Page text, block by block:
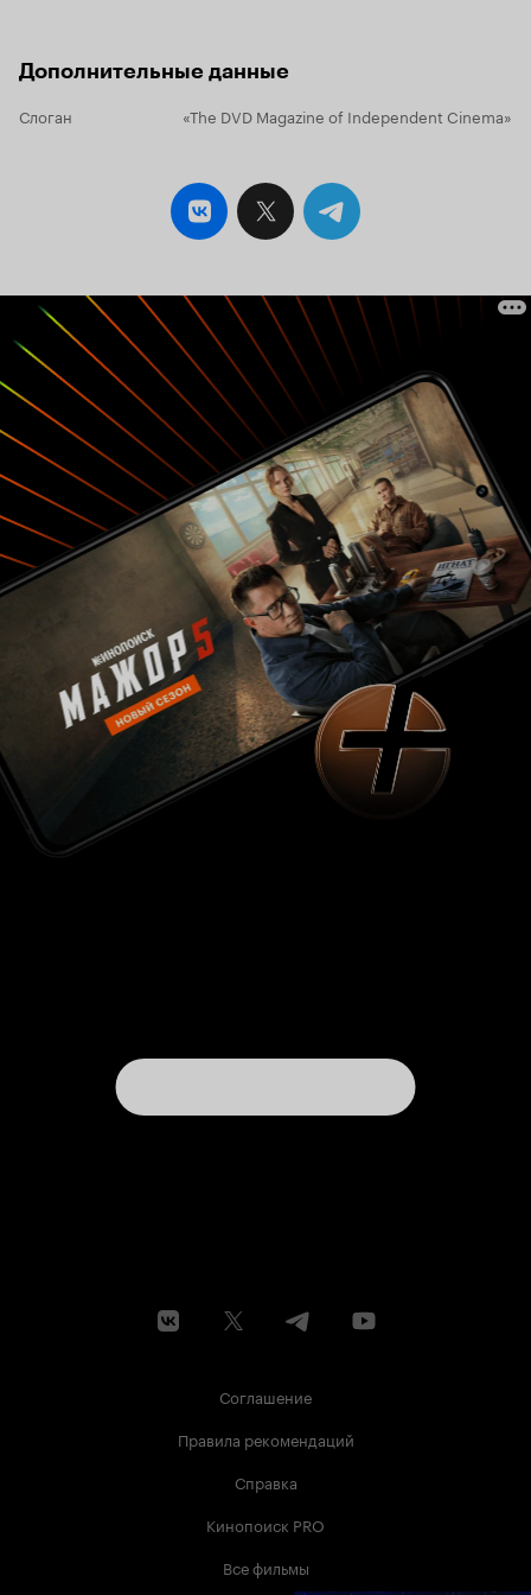
Дополнительные данные
Слоган «The DVD Magazine of Independent Cinema»
Соглашение
Правила рекомендаций
Справка
Кинопоиск PRO
Все фильмы